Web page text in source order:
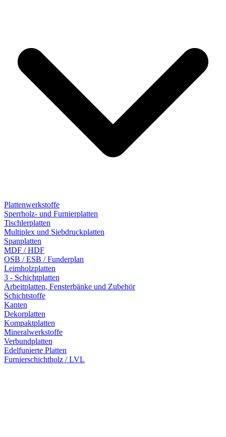
Plattenwerkstoffe
Sperrholz- und Furnierplatten
Tischlerplatten
Multiplex und Siebdruckplatten
Spanplatten
MDF / HDF
OSB / ESB / Funderplan
Leimholzplatten
3 - Schichtplatten
Arbeitplatten, Fensterbänke und Zubehör
Schichtstoffe
Kanten
Dekorplatten
Kompaktplatten
Mineralwerkstoffe
Verbundplatten
Edelfunierte Platten
Furnierschichtholz / LVL